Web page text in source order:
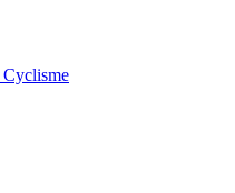
Cyclisme